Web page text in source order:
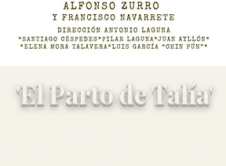
Almagro
'El Parto de Talía'